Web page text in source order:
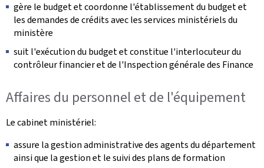
gère le budget et coordonne l'établissement du budget et
les demandes de crédits avec les services ministériels du
ministère
suit l'exécution du budget et constitue l'interlocuteur du
contrôleur financier et de l'Inspection générale des Finance
Affaires du personnel et de l'équipement
Le cabinet ministériel:
assure la gestion administrative des agents du département
ainsi que la gestion et le suivi des plans de formation